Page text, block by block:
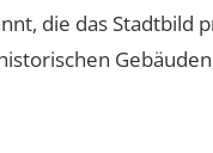
die das Stadtbild